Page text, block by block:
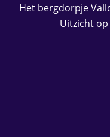
Het bergdorpje
Uitzicht